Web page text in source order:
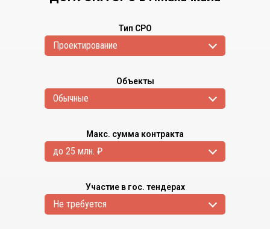
Тип СРО
Проектирование
Объекты
Обычные
Макс. сумма контракта
до 25 млн. ₽
Участие в гос. тендерах
Не требуется